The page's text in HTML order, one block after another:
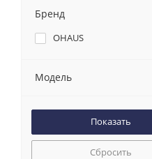
Бренд
OHAUS
Модель
Сбросить